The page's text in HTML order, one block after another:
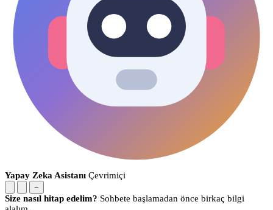
Yapay Zeka Asistanı Çevrimiçi
−
Size nasıl hitap edelim? Sohbete başlamadan önce birkaç bilgi